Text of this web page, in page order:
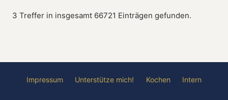
3 Treffer in insgesamt 66721 Einträgen gefunden.
Impressum Unterstütze mich! Kochen Intern